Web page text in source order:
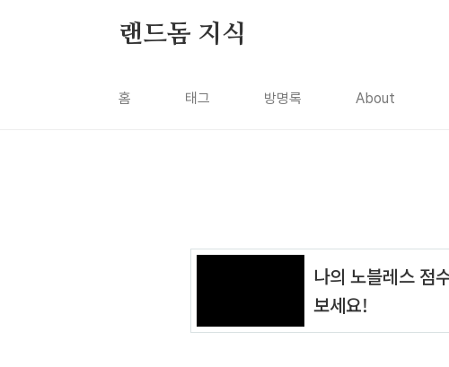
랜드돔 지식
홈 태그 방명록 About